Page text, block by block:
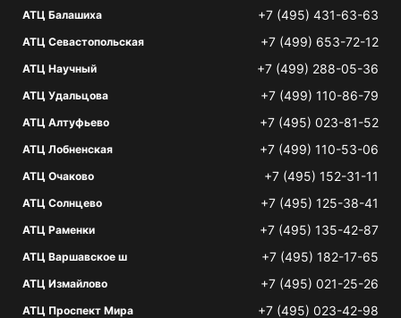
АТЦ Балашиха +7 (495) 431-63-63
АТЦ Севастопольская +7 (499) 653-72-12
АТЦ Научный +7 (499) 288-05-36
АТЦ Удальцова +7 (499) 110-86-79
АТЦ Алтуфьево +7 (495) 023-81-52
АТЦ Лобненская +7 (499) 110-53-06
АТЦ Очаково +7 (495) 152-31-11
АТЦ Солнцево +7 (495) 125-38-41
АТЦ Раменки +7 (495) 135-42-87
АТЦ Варшавское ш +7 (495) 182-17-65
АТЦ Измайлово +7 (495) 021-25-26
АТЦ Проспект Мира +7 (495) 023-42-98